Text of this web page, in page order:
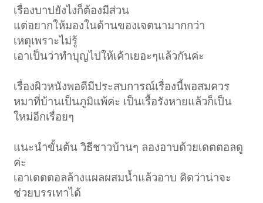
เรื่องบาปยังไงก็ต้องมีส่วน
แต่อยากให้มองในด้านของเจตนามากกว่า
เหตุเพราะไม่รู้
เอาเป็นว่าทำบุญไปให้เค้าเยอะๆแล้วกันค่ะ
เรื่องผิวหนังพอดีมีประสบการณ์เรื่องนี้พอสมควร
หมาที่บ้านเป็นภูมิแพ้ค่ะ เป็นเรื้อรังหายแล้วก็เป็น
ใหม่อีกเรื่อยๆ
แนะนำขั้นต้น วิธีชาวบ้านๆ ลองอาบด้วยเดตตอลดู
ค่ะ
เอาเดตตอลล้างแผลผสมน้ำแล้วอาบ คิดว่าน่าจะ
ช่วยบรรเทาได้